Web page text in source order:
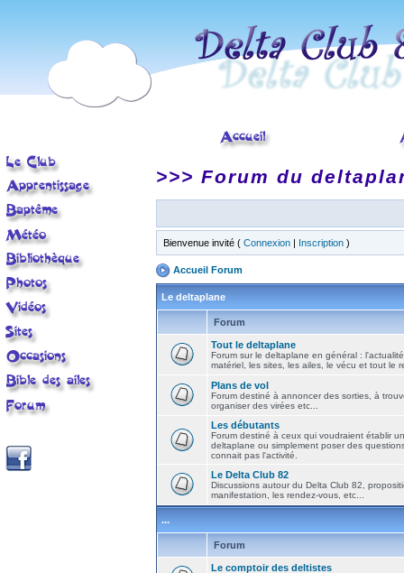
>>> Forum du
Bienvenue invité ( Connexion | Inscription )
Accueil Forum
Le deltaplane
Forum
Tout le deltaplane
Forum sur le deltaplane en général :
matériel, les sites, les ailes, le vécu et tout le
Plans de vol
Forum destiné à annoncer des sorties, à
organiser des virées etc...
Les débutants
Forum destiné à ceux qui voudraient établir
deltaplane ou simplement poser des
connait pas l'activité.
Le Delta Club 82
Discussions autour du Delta Club 82,
manifestation, les rendez-vous, etc...
...
Forum
Le comptoir des deltistes